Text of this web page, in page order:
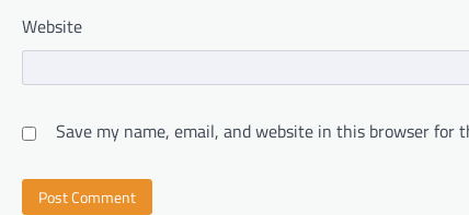
Website
Save my name, email, and website in this browser for